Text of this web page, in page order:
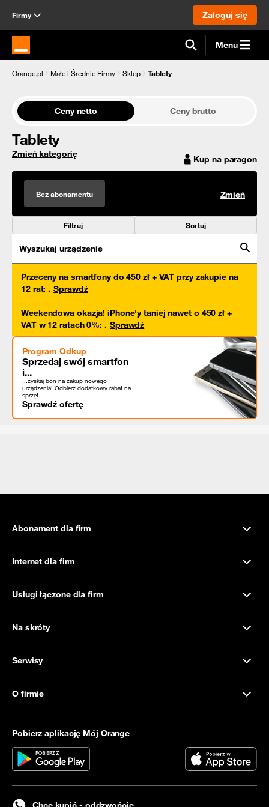
Firmy Zaloguj się
Strona główna Orange.pl Menu
Orange.pl Małe i Średnie Firmy Sklep Tablety
Ceny netto Ceny brutto
Tablety
Zmień kategorię Kup na paragon
Bez abonamentu Zmień
Filtruj Sortuj
Wyszukaj urządzenie
Przeceny na smartfony do 450 zł + VAT przy zakupie na
12 rat: . Sprawdź
Weekendowa okazja! iPhone'y taniej nawet o 450 zł +
VAT w 12 ratach 0%: . Sprawdź
Program Odkup
Sprzedaj swój smartfon
i...
...zyskaj bon na zakup nowego
urządzenia! Odbierz dodatkowy rabat na
sprzęt.
Sprawdź ofertę
Abonament dla firm
Internet dla firm
Usługi łączone dla firm
Na skróty
Serwisy
O firmie
Pobierz aplikację Mój Orange